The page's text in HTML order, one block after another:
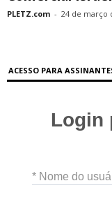
PLETZ.com - 24 de março
ACESSO PARA
Login
* Nome do